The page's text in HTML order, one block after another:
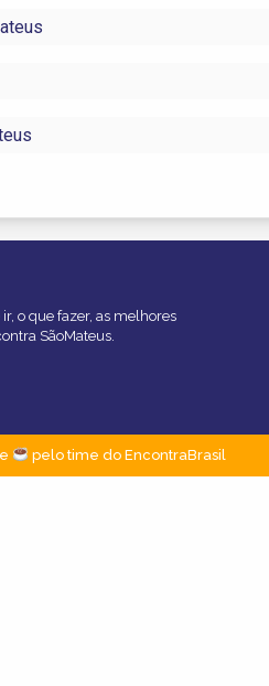
o que fazer, as melhores
SãoMateus.
e pelo time do EncontraBrasil